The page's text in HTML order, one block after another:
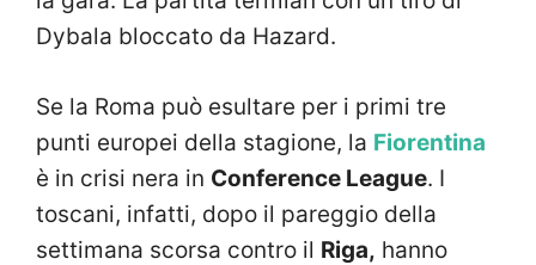
Dybala bloccato da Hazard.
Se la Roma può esultare per i primi tre
punti europei della stagione, la Fiorentina
è in crisi nera in Conference League. I
toscani, infatti, dopo il pareggio della
settimana scorsa contro il Riga, hanno